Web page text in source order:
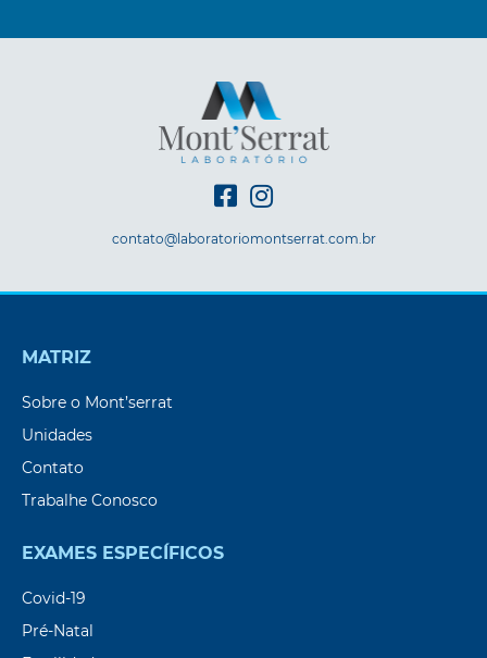
contato@laboratoriomontserrat.com.br
MATRIZ
Sobre o Mont’serrat
Unidades
Contato
Trabalhe Conosco
EXAMES ESPECÍFICOS
Covid-19
Pré-Natal